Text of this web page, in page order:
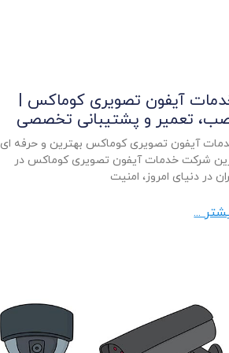
آیفون تصویری کوماکس |
تعمیر و پشتیبانی تخصصی
آیفون تصویری کوماکس بهترین و حرفه ای
شرکت خدمات آیفون تصویری کوماکس در
در دنیای امروز، امنیت
...